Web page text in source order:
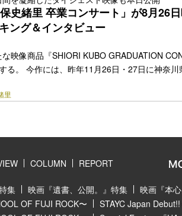
、部屋で各々楽しく遊ぶメンバーの自然体な
ワンカットで撮影。さら… <a class="more-
2026/07/89424/"></a>
史緒里 卒業コンサート」が8月26日
ング＆インタビュー
映像商品『SHIORI KUBO GRADUATION
る。 今作には、昨年11月26日・27日に神奈川
バーとして2016年9月に加入し、約9年間にわ
セットリストを余すところなく楽しむことが
2026/07/89220/"></a>
里
COLUMN REPORT
集 映画『遺書、公開。』特集 映画『本
OF FUJI ROCK〜
STAYC Japan